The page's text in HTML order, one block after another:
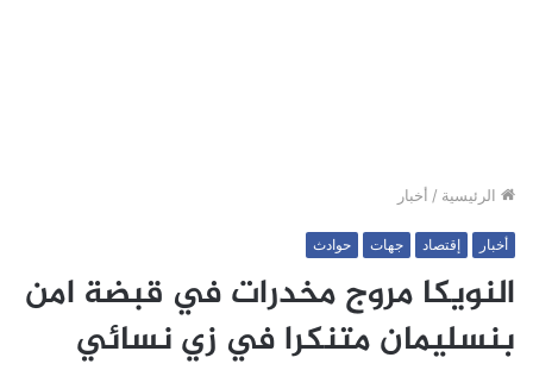
الرئيسية / أخبار
أخبار إقتصاد جهات حوادث
النويكا مروج مخدرات في قبضة امن
بنسليمان متنكرا في زي نسائي